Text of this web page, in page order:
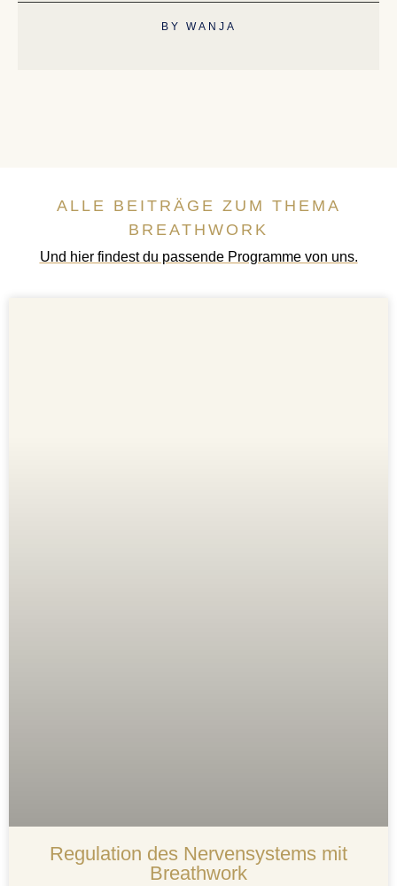
BY WANJA
ALLE BEITRÄGE ZUM THEMA
BREATHWORK
Und hier findest du passende Programme von uns.
Regulation des Nervensystems mit
Breathwork